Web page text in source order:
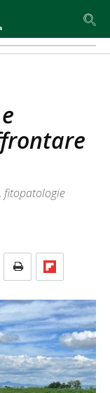
fitopatologie